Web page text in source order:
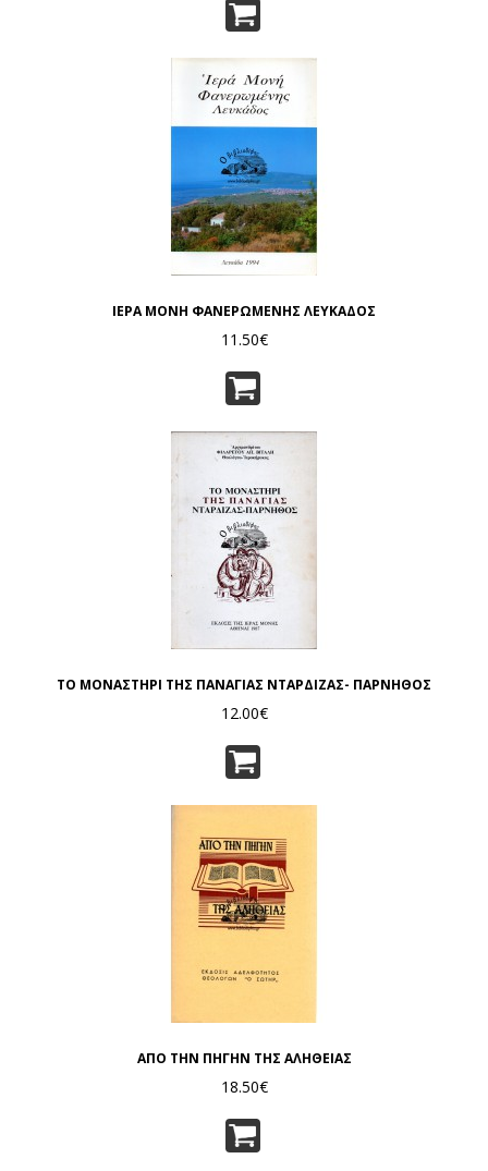
ΙΕΡΑ ΜΟΝΗ ΦΑΝΕΡΩΜΕΝΗΣ ΛΕΥΚΑΔΟΣ
11.50€
ΤΟ ΜΟΝΑΣΤΗΡΙ ΤΗΣ ΠΑΝΑΓΙΑΣ ΝΤΑΡΔΙΖΑΣ- ΠΑΡΝΗΘΟΣ
12.00€
ΑΠΟ ΤΗΝ ΠΗΓΗΝ ΤΗΣ ΑΛΗΘΕΙΑΣ
18.50€